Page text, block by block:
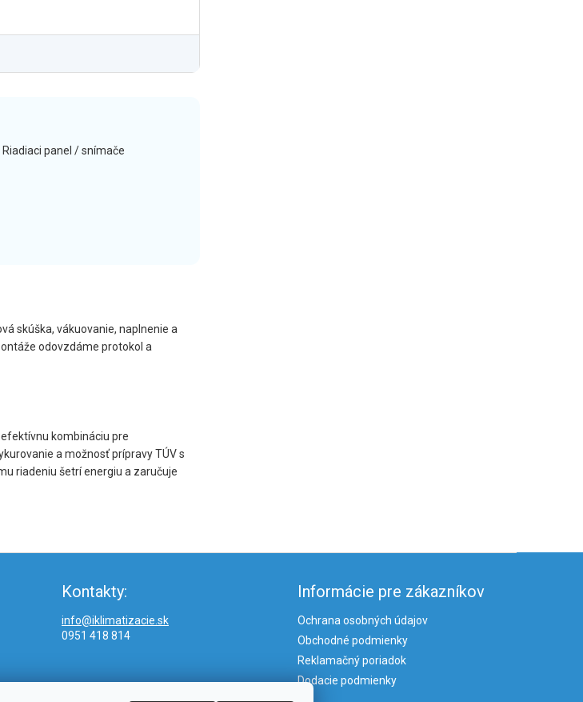
Riadiaci panel / snímače
skúška, vákuovanie, naplnenie a
odovzdáme protokol a
kombináciu pre
a možnosť prípravy TÚV s
riadeniu šetrí energiu a zaručuje
Kontakty:
info@iklimatizacie.sk
0951 418 814
Informácie pre zákazníkov
Ochrana osobných údajov
Obchodné podmienky
Reklamačný poriadok
Dodacie podmienky